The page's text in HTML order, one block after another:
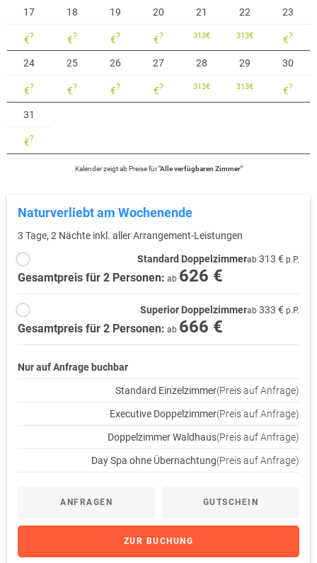
17
€?
18
€?
19
€?
20
€?
21
313€
22
313€
23
€?
24
€?
25
€?
26
€?
27
€?
28
313€
29
313€
30
€?
31
€?
Kalender zeigtab Preise für"Alle verfügbaren Zimmer"
Naturverliebt am Wochenende
3 Tage, 2 Nächte inkl. aller Arrangement-Leistungen
Standard Doppelzimmerab 313 € p.P.
Gesamtpreis für 2 Personen: ab 626 €
Superior Doppelzimmerab 333 € p.P.
Gesamtpreis für 2 Personen: ab 666 €
Nur auf Anfrage buchbar
Standard Einzelzimmer(Preis auf Anfrage)
Executive Doppelzimmer(Preis auf Anfrage)
Doppelzimmer Waldhaus(Preis auf Anfrage)
Day Spa ohne Übernachtung(Preis auf Anfrage)
ANFRAGEN GUTSCHEIN
ZUR BUCHUNG